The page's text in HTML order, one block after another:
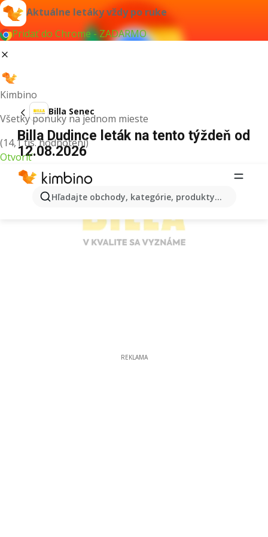
Aktuálne letáky vždy po ruke
Pridať do Chrome - ZADARMO
Kimbino
Všetky ponuky na jednom mieste
(14,1 tis. hodnotení)
Otvoriť
Hľadajte obchody, kategórie, produkty...
Billa Senec
Billa Dudince leták na tento týždeň od
12.08.2026
REKLAMA